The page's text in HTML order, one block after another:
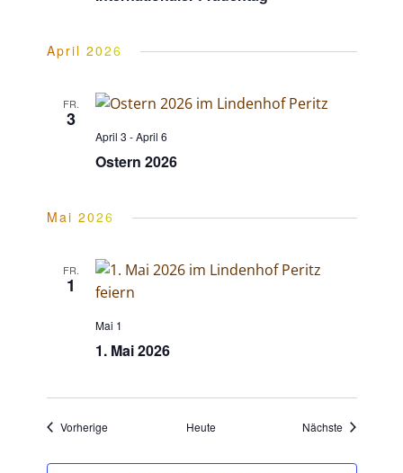
i
c
t
e
,
N
i
April 2026
FR.
3
Ostern 2026
April 3 -April 6
Mai 2026
FR.
1
1. Mai 2026
Mai 1
VorherigeVeranstaltungen Heute Nächste